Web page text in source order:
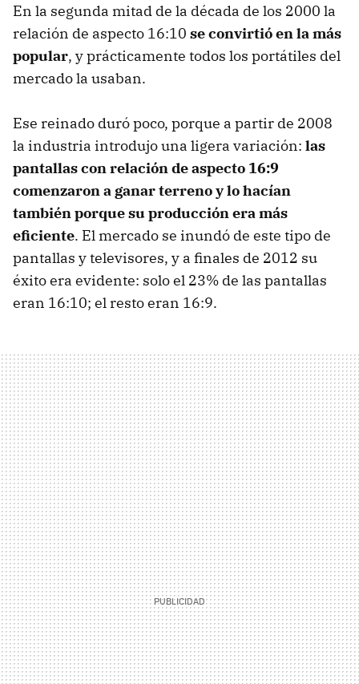
En la segunda mitad de la década de los 2000 la
relación de aspecto 16:10 se convirtió en la más
popular, y prácticamente todos los portátiles del
mercado la usaban.
Ese reinado duró poco, porque a partir de 2008
la industria introdujo una ligera variación: las
pantallas con relación de aspecto 16:9
comenzaron a ganar terreno y lo hacían
también porque su producción era más
eficiente. El mercado se inundó de este tipo de
pantallas y televisores, y a finales de 2012 su
éxito era evidente: solo el 23% de las pantallas
eran 16:10; el resto eran 16:9.